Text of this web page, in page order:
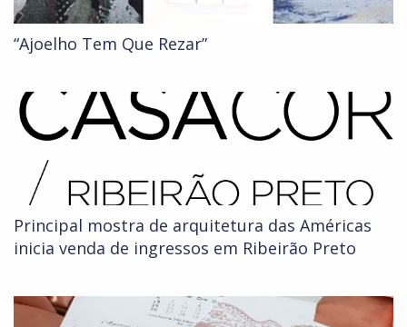
“Ajoelho Tem Que Rezar”
Principal mostra de arquitetura das Américas
inicia venda de ingressos em Ribeirão Preto